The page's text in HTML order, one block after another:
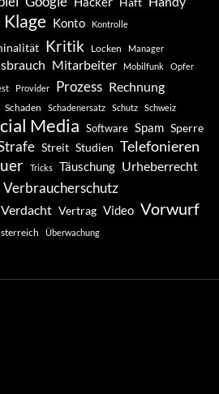
Klage Konto Kontrolle
Kritik Locken Manager
Mitarbeiter Mobilfunk Opfer
Provider Prozess Rechnung
Schaden Schadenersatz Schutz Schweiz
Media Software Spam Sperre
Streit Studien Telefonieren
Tricks Täuschung Urheberrecht
Verbraucherschutz
Verdacht Vertrag Video Vorwurf
Überwachung